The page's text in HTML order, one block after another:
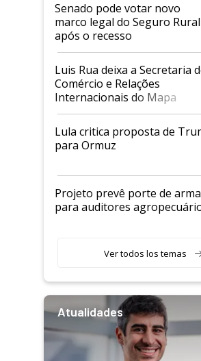
Senado pode votar novo
marco legal do Seguro Rural
após o recesso
Luis Rua deixa a Secretaria
Comércio e Relações
Internacionais do Mapa
Lula critica proposta de
para Ormuz
Projeto prevê porte de arma
para auditores
Ver todos los temas
Atualidades